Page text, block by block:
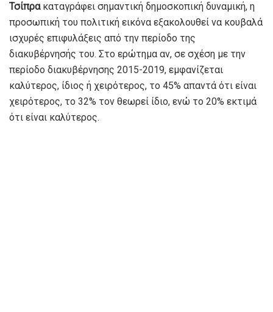
Τσίπρακαταγράφει σημαντική δημοσκοπική δυναμική, η
προσωπική του πολιτική εικόνα εξακολουθεί να κουβαλά
ισχυρές επιφυλάξεις από την περίοδο της
διακυβέρνησής του. Στο ερώτημα αν, σε σχέση με την
περίοδο διακυβέρνησης 2015-2019, εμφανίζεται
καλύτερος, ίδιος ή χειρότερος, το 45% απαντά ότι είναι
χειρότερος, το 32% τον θεωρεί ίδιο, ενώ το 20% εκτιμά
ότι είναι καλύτερος.